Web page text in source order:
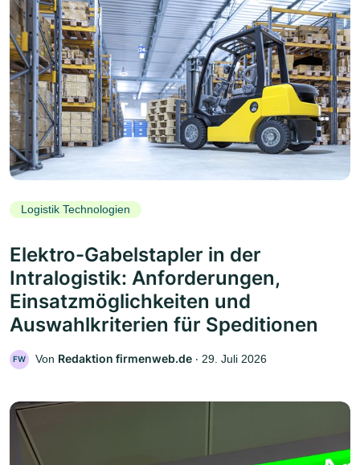
Logistik Technologien
Elektro-Gabelstapler in der
Intralogistik: Anforderungen,
Einsatzmöglichkeiten und
Auswahlkriterien für Speditionen
FW Von Redaktion firmenweb.de ‧ 29. Juli 2026